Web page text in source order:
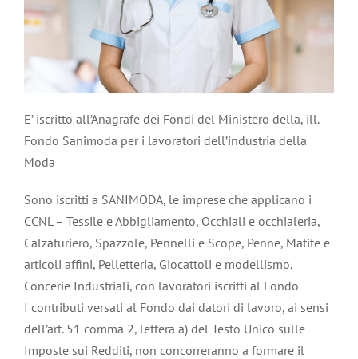
E’ iscritto all’Anagrafe dei Fondi del Ministero della, ill.
Fondo Sanimoda per i lavoratori dell’industria della
Moda
Sono iscritti a SANIMODA, le imprese che applicano i
CCNL – Tessile e Abbigliamento, Occhiali e occhialeria,
Calzaturiero, Spazzole, Pennelli e Scope, Penne, Matite e
articoli affini, Pelletteria, Giocattoli e modellismo,
Concerie Industriali, con lavoratori iscritti al Fondo
I contributi versati al Fondo dai datori di lavoro, ai sensi
dell’art. 51 comma 2, lettera a) del Testo Unico sulle
Imposte sui Redditi, non concorreranno a formare il